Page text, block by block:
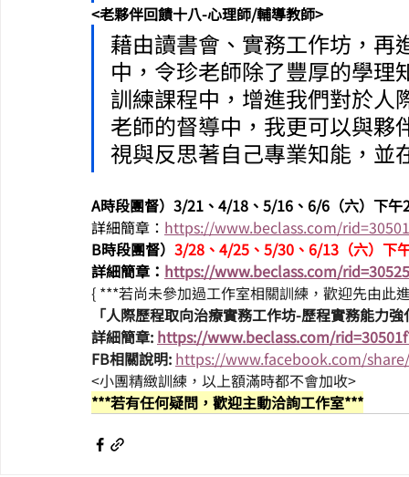
<老夥伴回饋十八-心理師/輔導教師>
藉由讀書會、實務工作坊，再
中，令珍老師除了豐厚的學理
訓練課程中，增進我們對於人
老師的督導中，我更可以與夥
視與反思著自己專業知能，並
A時段團督）3/21、4/18、5/16、6/6（六）下午
詳細簡章： https://www.beclass.com/
B時段團督） 3/28、4/25、5/30、6/13（六）下
詳細簡章： https://www.beclass.com/
{ ***若尚未參加過工作室相關訓練，歡迎先由此
「人際歷程取向治療實務工作坊-歷程實務能力
詳細簡章: https://www.beclass.com/
FB相關說明: https://www.facebook.com/
<小團精緻訓練，以上額滿時都不會加收>
***若有任何疑問，歡迎主動洽詢工作室***